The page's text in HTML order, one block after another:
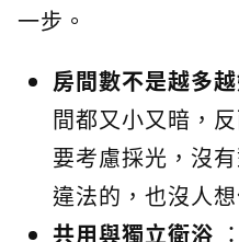
一步。
房間數不是越多
間都又小又暗，
要考慮採光，沒
違法的，也沒人想
共用與獨立衛浴